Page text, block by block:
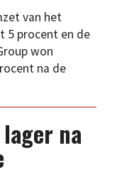
van het
5 procent en de
won
na de
na